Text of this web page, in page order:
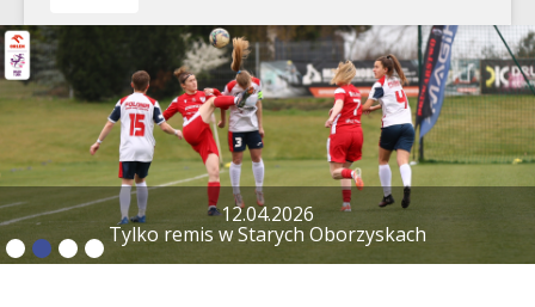
KLUB
BIZNES
SENIORZY
SENIORKI
BILETY
12.04.2026
Tylko remis w Starych Oborzyskach